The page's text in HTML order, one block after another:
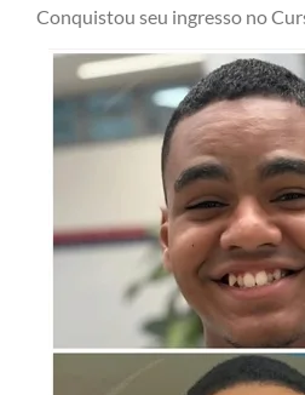
Conquistou seu ingresso no